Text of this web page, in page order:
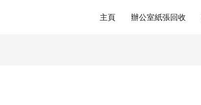
主頁 辦公室紙張回收